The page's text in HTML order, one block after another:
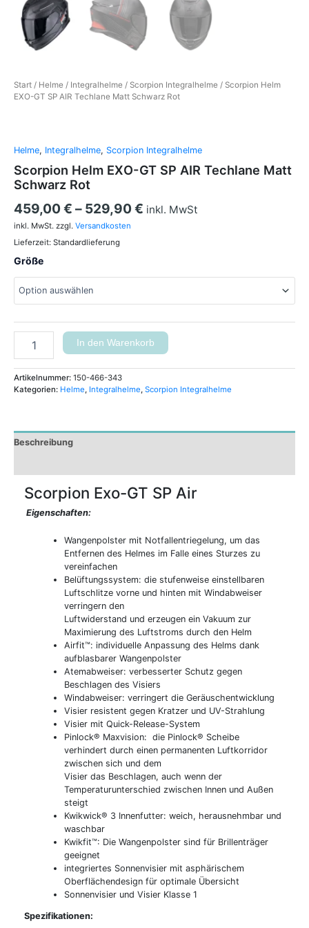
Start / Helme / Integralhelme / Scorpion Integralhelme / Scorpion Helm
EXO-GT SP AIR Techlane Matt Schwarz Rot
Helme, Integralhelme, Scorpion Integralhelme
Scorpion Helm EXO-GT SP AIR Techlane Matt
Schwarz Rot
459,00€ – 529,90€ inkl. MwSt
inkl. MwSt. zzgl. Versandkosten
Lieferzeit: Standardlieferung
Größe
In den Warenkorb
Artikelnummer: 150-466-343
Kategorien: Helme, Integralhelme, Scorpion Integralhelme
Beschreibung
Scorpion Exo-GT SP Air
Eigenschaften:
Wangenpolster mit Notfallentriegelung, um das
Entfernen des Helmes im Falle eines Sturzes zu
vereinfachen
Belüftungssystem: die stufenweise einstellbaren
Luftschlitze vorne und hinten mit Windabweiser
verringern den
Luftwiderstand und erzeugen ein Vakuum zur
Maximierung des Luftstroms durch den Helm
Airfit™: individuelle Anpassung des Helms dank
aufblasbarer Wangenpolster
Atemabweiser: verbesserter Schutz gegen
Beschlagen des Visiers
Windabweiser: verringert die Geräuschentwicklung
Visier resistent gegen Kratzer und UV-Strahlung
Visier mit Quick-Release-System
Pinlock® Maxvision: die Pinlock® Scheibe
verhindert durch einen permanenten Luftkorridor
zwischen sich und dem
Visier das Beschlagen, auch wenn der
Temperaturunterschied zwischen Innen und Außen
steigt
Kwikwick® 3 Innenfutter: weich, herausnehmbar und
waschbar
Kwikfit™: Die Wangenpolster sind für Brillenträger
geeignet
integriertes Sonnenvisier mit asphärischem
Oberflächendesign für optimale Übersicht
Sonnenvisier und Visier Klasse 1
Spezifikationen: